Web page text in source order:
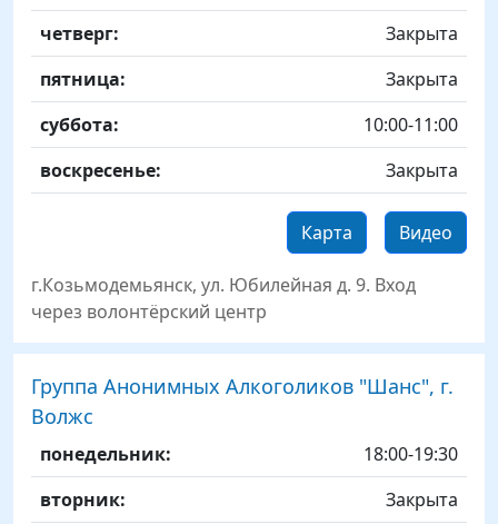
четверг:
Закрыта
пятница:
Закрыта
суббота:
10:00-11:00
воскресенье:
Закрыта
Видео
Карта
г.Козьмодемьянск, ул. Юбилейная д. 9. Вход
через волонтёрский центр
Группа Анонимных Алкоголиков "Шанс", г.
Волжс
понедельник:
18:00-19:30
вторник:
Закрыта